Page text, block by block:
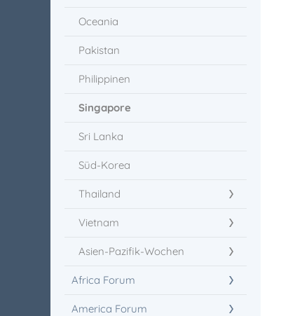
Oceania
Pakistan
Philippinen
Singapore
Sri Lanka
Süd-Korea
Thailand
Vietnam
Asien-Pazifik-Wochen
Africa Forum
America Forum